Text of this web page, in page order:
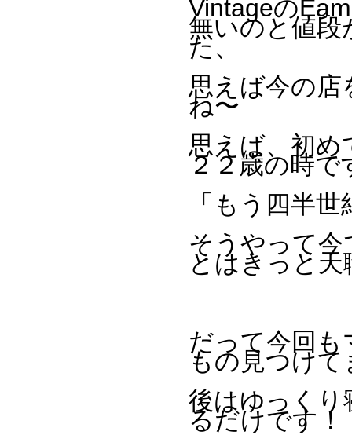
Vintageの
無いのと値段
た、
思えば今の店
ね〜
思えば、初
２２歳の時で
「もう四半
そうやって
とはきっと
だって今回
もの見つけ
後はゆっくり
るだけです！